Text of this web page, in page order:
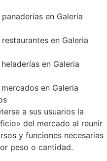
en Galeria
en Galeria
en Galeria
en Galeria
a sus usuarios la
del mercado al reunir
y funciones necesarias
peso o cantidad.